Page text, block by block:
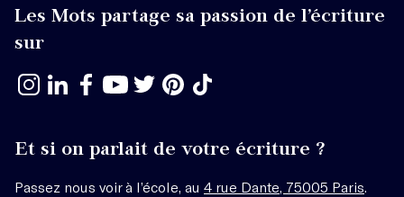
Les Mots partage sa passion de l’écriture
sur
Et si on parlait de votre écriture ?
Passez nous voir à l’école, au 4 rue Dante, 75005 Paris